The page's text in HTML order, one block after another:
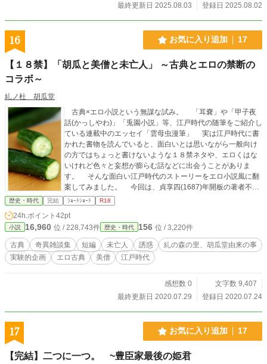
最終更新日 2025.08.03
登録日 2025.08.02
16 お気に入り追加 17
【１８禁】「胡瓜と美僧と未亡人」 ～古典とエロの禁断の
コラボ～
糺ノ杜 胡瓜堂
古典×エロ小説という無謀な試み。 「耳嚢」や「甲子夜
話(かっしやわ)」「兎園小説」等、江戸時代の随筆をご紹介し
ている連載中のエッセイ「雲母虫漫筆」 実は江戸時代に書
かれた書物を読んでいると、面白いとは思いながら一般向け
の方ではちょっと書けないような１８禁ネタや、エロくはな
いけれど色々と妄想が膨らむ話などに出会うことがありま
す。 そんな面白い江戸時代のストーリーをエロ小説風に翻
案してみました。 今回は、貞享四(1687)年開板の著者不詳
の怪談本「奇異雑談集」(きいぞうだんしゅう)の中に収録され
ている、 「糺の森の里、胡瓜堂由来の事」 ・・・と
いうお話。 この貞享四年という年は、あの教科書でも有名
な五代将軍・徳川綱吉の「生類憐みの令」が発布された年で
もあります。 令和の時代を生きている我々も「怪談」や
「妖怪」は大好きですが、江戸時代には空前の「怪談ブー
ム」が起こりました。 この「奇異雑談集」は、それまで伝
的価値観がベースの因果応報を説くお説教的な話から、まさ
に「怪談」というような怪奇的な話までその内容はバラエテ
た女性が大蛇となる、というシンプルなものですが、個人的
には「未亡人が僧侶を誘惑する」という部分にそそられるも
ともエロくないです) 激しく余談になりますが、私のペンネ
歴史・時代 完結 ｼｮｰﾄｼｮｰﾄ R18
24h.ポイント 42pt
小説 16,960 位 / 228,743件 歴史・時代 156 位 / 3,220件
古典 奇異雑談集 短編 未亡人 誘惑
糺の森の里、胡瓜堂由来の事
実験的企画
エロ古典 美僧 江戸時代
感想数 0
文字数 9,407
最終更新日 2020.07.29
登録日 2020.07.24
17 お気に入り追加 17
【完結】二つに一つ。 ~豊臣家最後の姫君